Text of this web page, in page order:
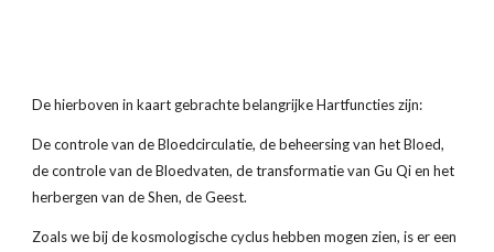
De hierboven in kaart gebrachte belangrijke Hartfuncties zijn:
De controle van de Bloedcirculatie, de beheersing van het Bloed,
de controle van de Bloedvaten, de transformatie van Gu Qi en het
herbergen van de Shen, de Geest.
Zoals we bij de kosmologische cyclus hebben mogen zien, is er een